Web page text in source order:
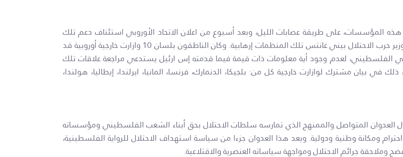
المؤسسات، على طريقة عصابات الليل، وبعد أسبوع من اعلان الاتحاد الأوروبي استئناف دعم تلك
المنظمات. هذا الدعم الذي تم تجميده في أكتوبر 2021، حينما أعتبر وزير حرب الاحتلال بيني غانتس تلك المنظمات إرهابية. وكان الناطقون بلسان 10 وازارت خارجية أوروبية قد
الفلسطيني، لعدم وجود أية معلومات ذات قيمة فيما قدمته إس ارئيل يستدعي مراجعة علاقات تلك
بيان مشترك لوازارت خارجية كل من: بلجيكا، الدنمارك، فرنسا، المانيا، ايرلندا، إيطاليا، هولندا،
المتواصل والممنهج الذي تمارسه سلطات الاحتلال بحق أبناء الشعب الفلسطيني ومؤسساته
ومكانة وطنية ودولية. ويعد هذا العدوان جزءا من سياسة استهداف الاحتلال للرواية الفلسطينية،
جرائم الاحتلال ومواجهة سياساته العنصرية والاقتلاعية.